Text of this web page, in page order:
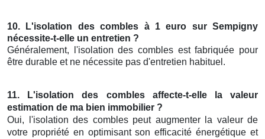
10. L'isolation des combles à 1 euro sur Sempigny
nécessite-t-elle un entretien ?
Généralement, l'isolation des combles est fabriquée pour
être durable et ne nécessite pas d'entretien habituel.
11. L'isolation des combles affecte-t-elle la valeur
estimation de ma bien immobilier ?
Oui, l'isolation des combles peut augmenter la valeur de
votre propriété en optimisant son efficacité énergétique et